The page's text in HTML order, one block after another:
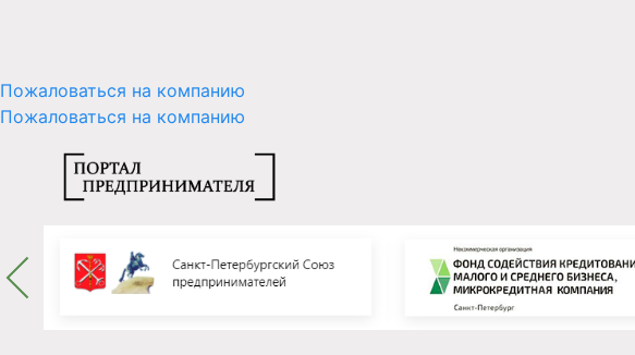
Пожаловаться на компанию
Пожаловаться на компанию